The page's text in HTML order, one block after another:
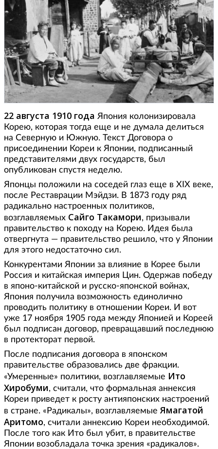
22 августа 1910 года Япония колонизировала
Корею, которая тогда еще и не думала делиться
на Северную и Южную. Текст Договора о
присоединении Кореи к Японии, подписанный
представителями двух государств, был
опубликован спустя неделю.
Японцы положили на соседей глаз еще в XIX веке,
после Реставрации Мэйдзи. В 1873 году ряд
радикально настроенных политиков,
возглавляемых Сайго Такамори, призывали
правительство к походу на Корею. Идея была
отвергнута — правительство решило, что у Японии
для этого недостаточно сил.
Конкурентами Японии за влияние в Корее были
Россия и китайская империя Цин. Одержав победу
в японо-китайской и русско-японской войнах,
Япония получила возможность единолично
проводить политику в отношении Кореи. И вот
уже 17 ноября 1905 года между Японией и Кореей
был подписан договор, превращавший последнюю
в протекторат первой.
После подписания договора в японском
правительстве образовались две фракции.
«Умеренные» политики, возглавляемые Ито
Хиробуми, считали, что формальная аннексия
Кореи приведет к росту антияпонских настроений
в стране. «Радикалы», возглавляемые Ямагатой
Аритомо, считали аннексию Кореи необходимой.
После того как Ито был убит, в правительстве
Японии возобладала точка зрения «радикалов».